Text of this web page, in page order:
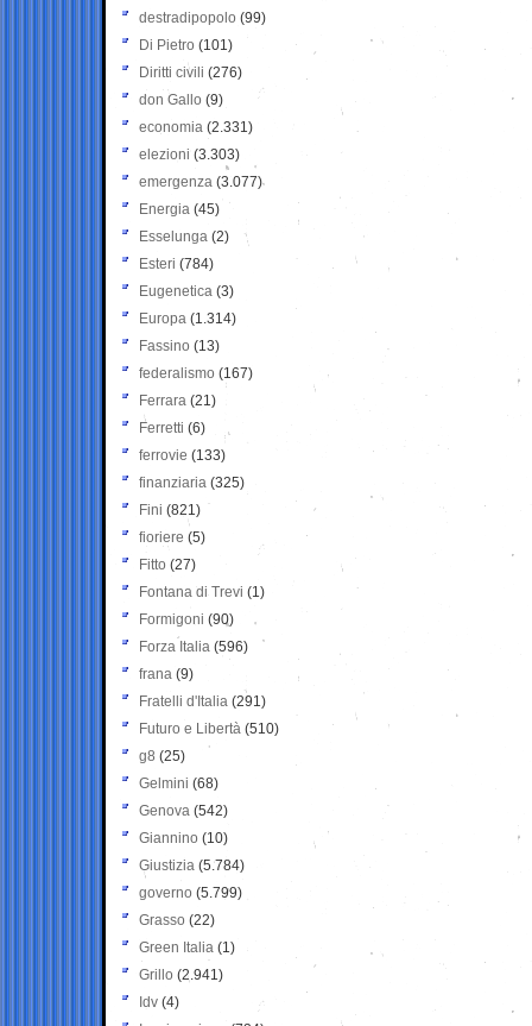
destradipopolo (99)
Di Pietro (101)
Diritti civili (276)
don Gallo (9)
economia (2.331)
elezioni (3.303)
emergenza (3.077)
Energia (45)
Esselunga (2)
Esteri (784)
Eugenetica (3)
Europa (1.314)
Fassino (13)
federalismo (167)
Ferrara (21)
Ferretti (6)
ferrovie (133)
finanziaria (325)
Fini (821)
fioriere (5)
Fitto (27)
Fontana di Trevi (1)
Formigoni (90)
Forza Italia (596)
frana (9)
Fratelli d'Italia (291)
Futuro e Libertà (510)
g8 (25)
Gelmini (68)
Genova (542)
Giannino (10)
Giustizia (5.784)
governo (5.799)
Grasso (22)
Green Italia (1)
Grillo (2.941)
Idv (4)